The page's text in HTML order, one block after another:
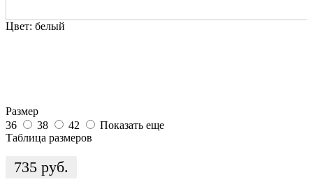
Цвет: белый
Размер
36
38 42
Показать еще
Таблица размеров
735 руб.